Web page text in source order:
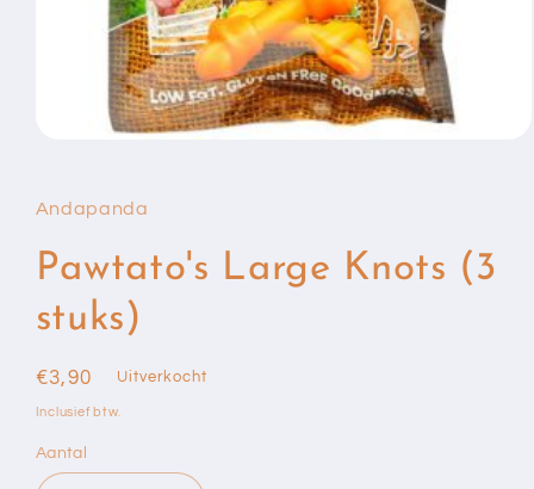
in
modaal
Andapanda
Pawtato's Large Knots (3
stuks)
Normale
prijs
€3,90 Uitverkocht
Inclusief btw.
Aantal